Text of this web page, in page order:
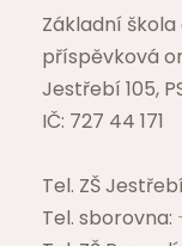
Základní
příspěvková
Jestřebí 105,
IČ: 727 44 171
Tel. ZŠ
Tel. sborovna: